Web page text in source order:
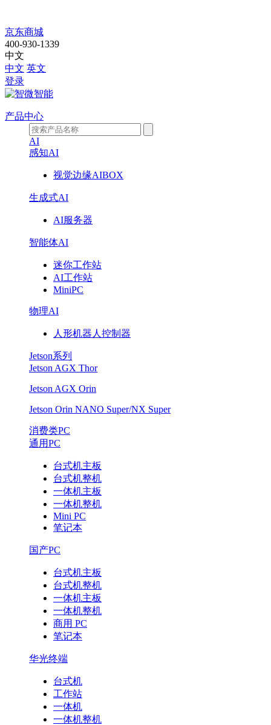
公
司
动
态
京东商城
400-930-1339
中文
中文 英文
登录
产品中心
AI
感知AI
视觉边缘AIBOX
生成式AI
AI服务器
智能体AI
迷你工作站
AI工作站
MiniPC
物理AI
人形机器人控制器
Jetson系列
Jetson AGX Thor
Jetson AGX Orin
Jetson Orin NANO Super/NX Super
消费类PC
通用PC
台式机主板
台式机整机
一体机主板
一体机整机
Mini PC
笔记本
国产PC
台式机主板
台式机整机
一体机主板
一体机整机
商用 PC
笔记本
华光终端
台式机
工作站
一体机
一体机整机